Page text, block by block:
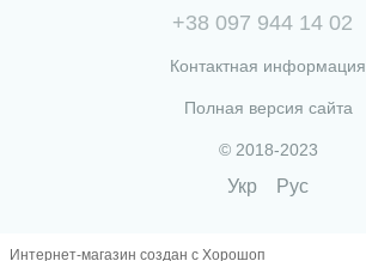
+38 097 944 14 02
Контактная информация
Полная версия сайта
© 2018-2023
Укр Рус
Интернет-магазин создан с Хорошоп